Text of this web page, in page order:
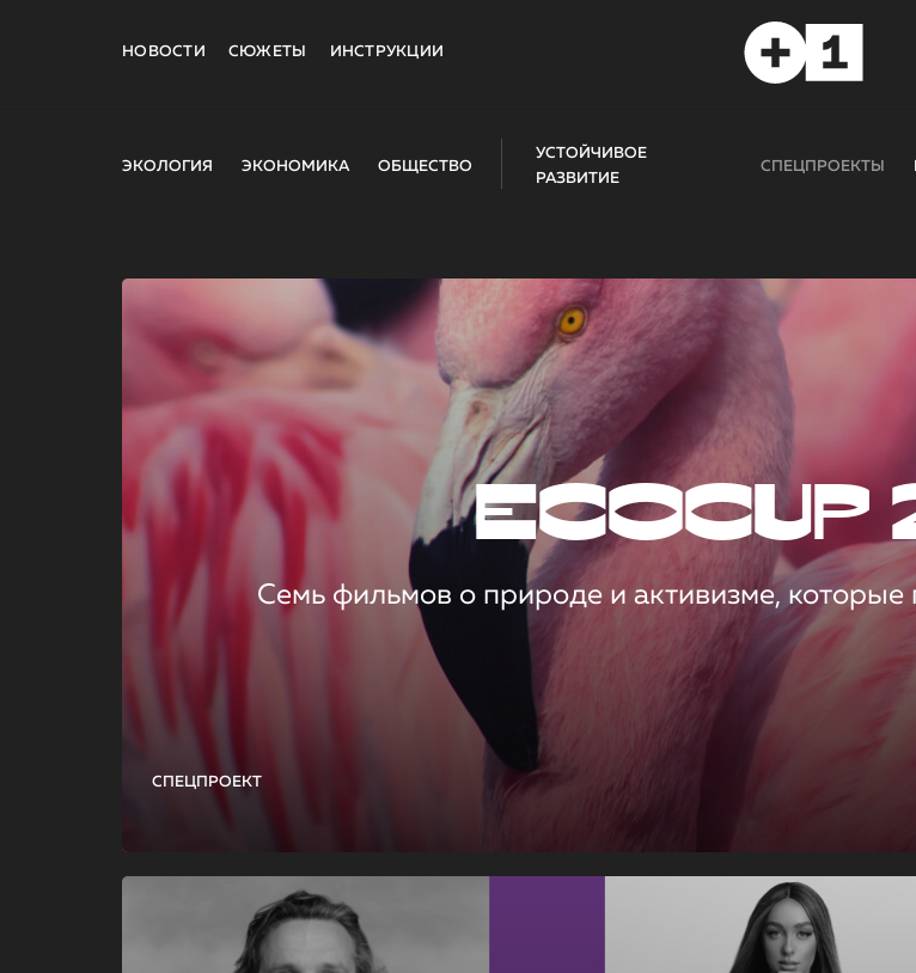
НОВОСТИ СЮЖЕТЫ ИНСТРУКЦИИ
ЭКОЛОГИЯ ЭКОНОМИКА ОБЩЕСТВО
УСТОЙЧИВОЕ
РАЗВИТИЕ
СПЕЦПРОЕКТЫ
СПЕЦПРОЕКТ
ECOCUP
Семь фильмов о природе и активизме,